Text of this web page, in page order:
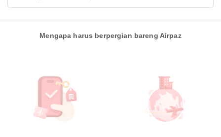
Mengapa harus berpergian bareng Airpaz